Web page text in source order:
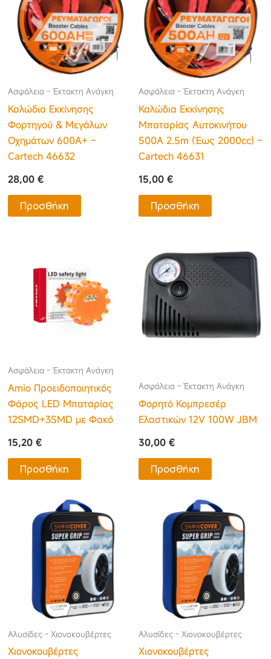
Ασφάλεια - Έκτακτη Ανάγκη
Καλώδια Εκκίνησης
Φορτηγού & Μεγάλων
Οχημάτων 600A+ –
Cartech 46632
28,00€
Προσθήκη
Ασφάλεια - Έκτακτη Ανάγκη
Καλώδια Εκκίνησης
Μπαταρίας Αυτοκινήτου
500A 2.5m (Έως 2000cc) –
Cartech 46631
15,00 €
Προσθήκη
Ασφάλεια - Έκτακτη Ανάγκη
Amio Προειδοποιητικός
Φάρος LED Μπαταρίας
12SMD+3SMD με Φακό
15,20€
Προσθήκη
Ασφάλεια - Έκτακτη Ανάγκη
Φορητό Κομπρεσέρ
Ελαστικών 12V 100W JBM
30,00 €
Προσθήκη
Αλυσίδες - Χιονοκουβέρτες
Χιονοκουβέρτες
Αλυσίδες - Χιονοκουβέρτες
Χιονοκουβέρτες